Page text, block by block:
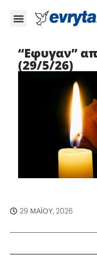
“Εφυγαν”
(29/5/26)
29 ΜΑΪ́ΟΥ, 2026